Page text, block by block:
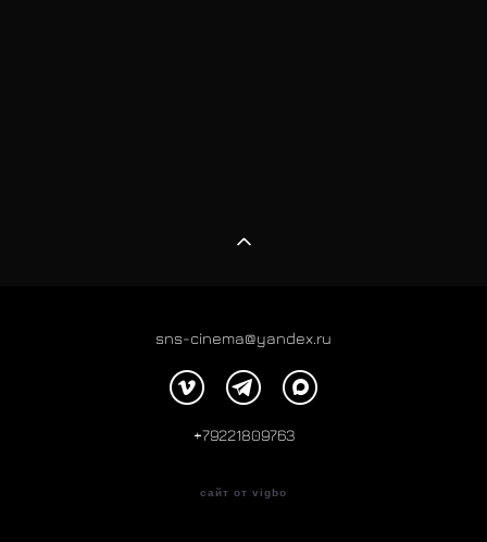
sns-cinema@yandex.ru
+79221809763
сайт от vigbo